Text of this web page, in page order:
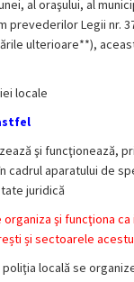
al oraşului, al
prevederilor Legii nr.
ulterioare**),
locale
şi funcţionează,
cadrul aparatului de
juridică
şi funcţiona
și sectoarele
locală se